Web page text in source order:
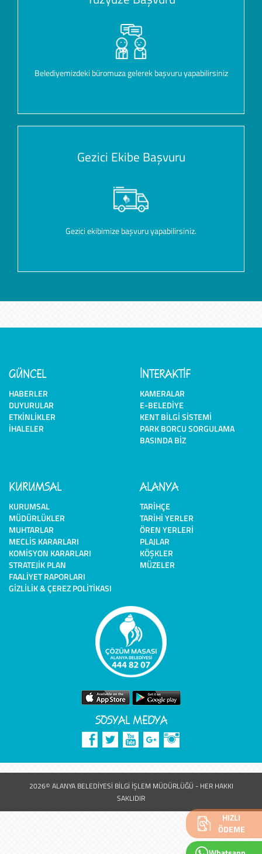
HIZLI
ÖDEME
Belediyemizdeki büromuza gelerek başvuru yapabilirsiniz
Gezici Ekibe Başvuru
Gezici ekibimize başvuru yapabilirsiniz.
GÜNCEL
HABERLER
DUYURULAR
ETKINLIKLER
İHALELER
İNTERAKTİF
KAMERALAR
E-BELEDIYE
KENT BILGI SISTEMI
PARK BORCU SORGULAMA
BASINDA BIZ
KURUMSAL
KURUMSAL
MÜDÜRLÜKLER
MUHTARLAR
MECLIS KARARLARI
KOMISYON KARARLARI
STRATEJIK PLAN
FAALIYET RAPORLARI
GIZLILIK & ÇEREZ POLITIKASI
ALANYA
TARIHÇE
TARIHI YERLER
ÖREN YERLERI
PLAJLAR
KÖŞKLER
MÜZELER
SOSYAL MEDYA
2026© ALANYA BELEDİYESİ BİLGİ İŞLEM MÜDÜRLÜĞÜ - HER HAKKI
SAKLIDIR